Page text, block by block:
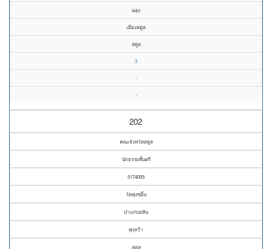
ฉลุง
เมืองสตูล
สตูล
3
-
-
202
คณะจังหวัดสตูล
นักธรรมชั้นตรี
5174005
วัดทุ่งขมิ้น
ป่าแก่บ่อหิน
ทุ่งหว้า
สตูล